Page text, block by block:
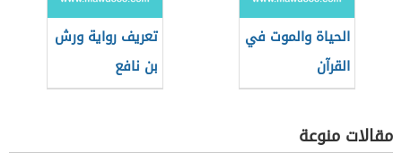
الحياة والموت في
القرآن
تعريف رواية ورش
بن نافع
مقالات منوعة